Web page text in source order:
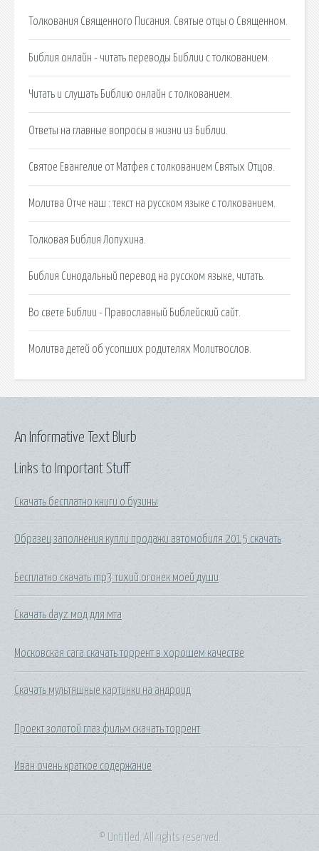
Толкования Священного Писания. Святые отцы о Священном.
Библия онлайн - читать переводы Библии с толкованием.
Читать и слушать Библию онлайн с толкованием.
Ответы на главные вопросы в жизни из Библии.
Святое Евангелие от Матфея с толкованием Святых Отцов.
Молитва Отче наш : текст на русском языке с толкованием.
Толковая Библия Лопухина.
Библия Синодальный перевод на русском языке, читать.
Во свете Библии - Православный Библейский сайт.
Молитва детей об усопших родителях Молитвослов.
Links to Important Stuff
Скачать бесплатно книги о бузины
Образец заполнения купли продажи автомобиля 2015 скачать
Бесплатно скачать mp3 тихий огонек моей души
Скачать dayz мод для мта
Московская сага скачать торрент в хорошем качестве
Скачать мультяшные картинки на андроид
Проект золотой глаз фильм скачать торрент
Иван очень краткое содержание
An Informative Text Blurb
© Untitled. All rights reserved.